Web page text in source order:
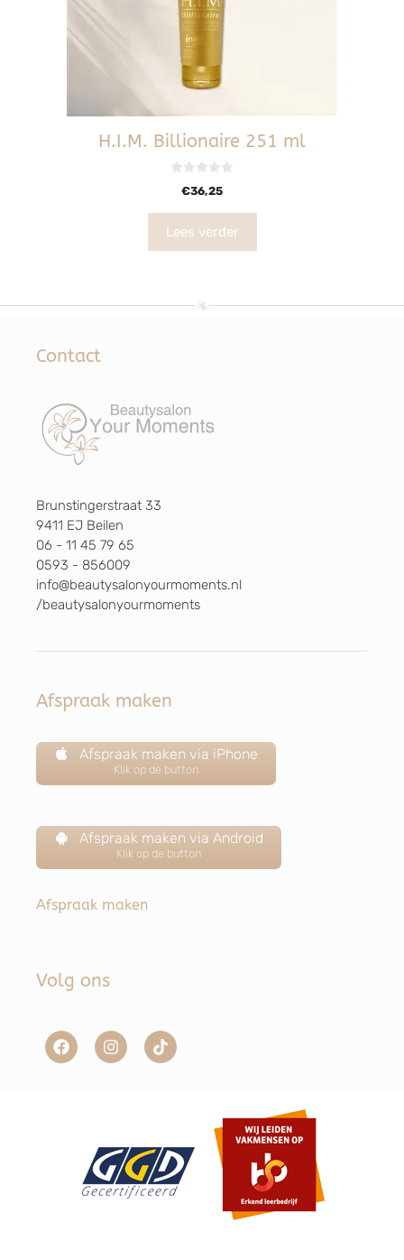
H.I.M. Billionaire 251 ml
n
5
€36,25
Lees verder
Contact
Brunstingerstraat 33
9411 EJ Beilen
06 - 11 45 79 65
0593 - 856009
info@beautysalonyourmoments.nl
/beautysalonyourmoments
Afspraak maken
Afspraak maken via iPhone
Klik op de button
Afspraak maken via Android
Klik op de button
Afspraak maken
Volg ons